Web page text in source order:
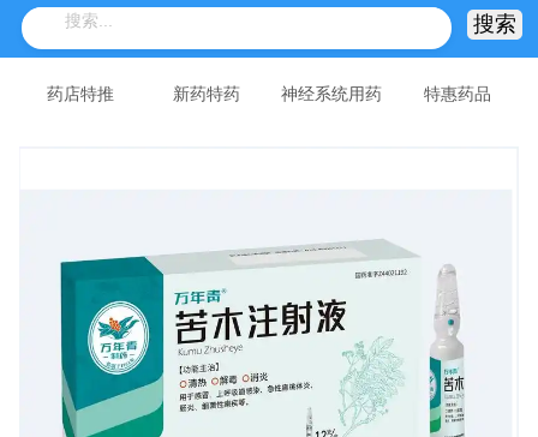
药店特推 新药特药 神经系统用药 特惠药品